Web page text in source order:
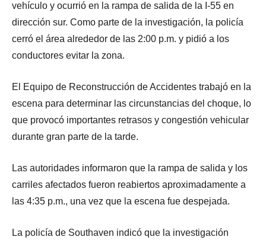
vehículo y ocurrió en la rampa de salida de la I-55 en
dirección sur. Como parte de la investigación, la policía
cerró el área alrededor de las 2:00 p.m. y pidió a los
conductores evitar la zona.
El Equipo de Reconstrucción de Accidentes trabajó en la
escena para determinar las circunstancias del choque, lo
que provocó importantes retrasos y congestión vehicular
durante gran parte de la tarde.
Las autoridades informaron que la rampa de salida y los
carriles afectados fueron reabiertos aproximadamente a
las 4:35 p.m., una vez que la escena fue despejada.
La policía de Southaven indicó que la investigación